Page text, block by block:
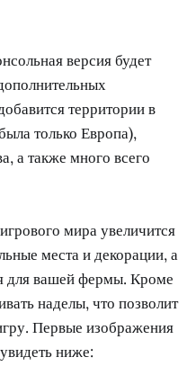
версия будет
территории в
только Европа),
а также много всего
мира увеличится
места и декорации, а
для вашей фермы. Кроме
наделы, что позволит
Первые изображения
ниже: